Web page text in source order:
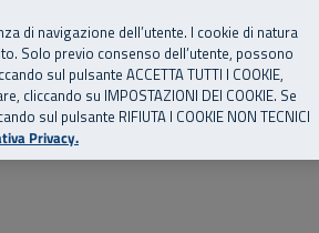
eventi Risorse utili Supporto
di navigazione dell’utente. I cookie di natura
Solo previo consenso dell’utente, possono
sul pulsante ACCETTA TUTTI I COOKIE,
su IMPOSTAZIONI DEI COOKIE. Se
sul pulsante RIFIUTA I COOKIE NON TECNICI
Privacy.